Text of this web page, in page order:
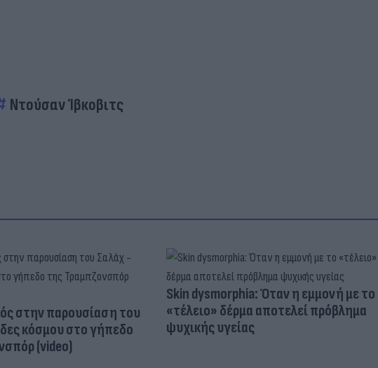
Ντούσαν Ίβκοβιτς
στην παρουσίαση του
κόσμου στο γήπεδο
(video)
Skin dysmorphia: Όταν η εμμονή με το
«τέλειο» δέρμα αποτελεί πρόβλημα
ψυχικής υγείας